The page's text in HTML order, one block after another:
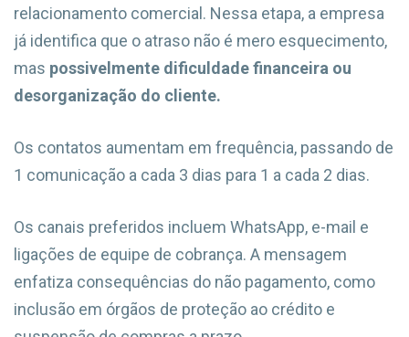
relacionamento comercial. Nessa etapa, a empresa
já identifica que o atraso não é mero esquecimento,
mas possivelmente dificuldade financeira ou
desorganização do cliente.
Os contatos aumentam em frequência, passando de
1 comunicação a cada 3 dias para 1 a cada 2 dias.
Os canais preferidos incluem WhatsApp, e-mail e
ligações de equipe de cobrança. A mensagem
enfatiza consequências do não pagamento, como
inclusão em órgãos de proteção ao crédito e